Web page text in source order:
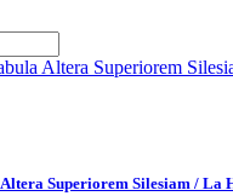
Superiorem Silesiam / La